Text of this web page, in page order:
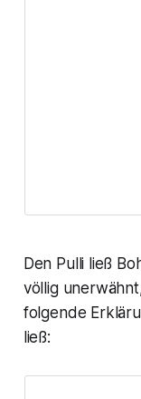
Den Pulli ließ
völlig
folgende
ließ: